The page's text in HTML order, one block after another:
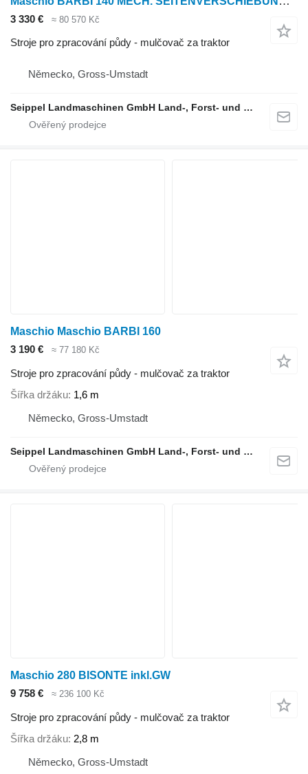
3 330 € ≈ 80 570 Kč
Stroje pro zpracování půdy - mulčovač za traktor
Německo, Gross-Umstadt
Seippel Landmaschinen GmbH Land-, Forst- und Gartentechnik
Maschio Maschio BARBI 160
3 190 €
≈ 77 180 Kč
Stroje pro zpracování půdy - mulčovač za traktor
Šířka držáku 1,6 m
Německo, Gross-Umstadt
Seippel Landmaschinen GmbH Land-, Forst- und Gartentechnik
Maschio 280 BISONTE inkl.GW
9 758 €
≈ 236 100 Kč
Stroje pro zpracování půdy - mulčovač za traktor
Šířka držáku 2,8 m
Německo, Gross-Umstadt